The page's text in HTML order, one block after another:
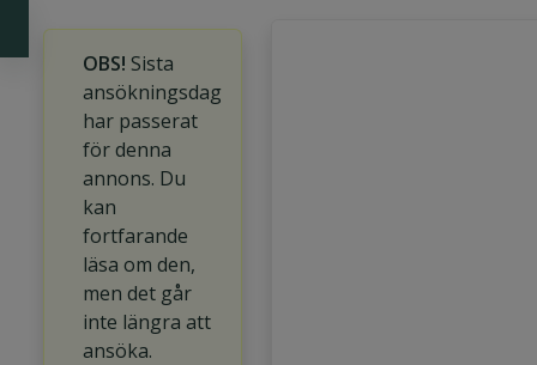
OBS! Sista
ansökningsdag
har passerat
för denna
annons. Du
kan
fortfarande
läsa om den,
men det går
inte längra att
ansöka.